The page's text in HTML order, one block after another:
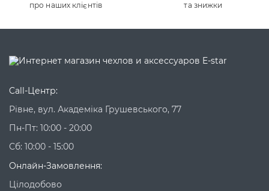
про наших клієнтів
та знижки
Call-Центр:
Рівне, вул. Академіка Грушевського, 77
Пн-Пт: 10:00 - 20:00
Сб: 10:00 - 15:00
Онлайн-Замовлення:
Цілодобово